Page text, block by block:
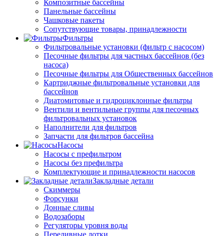
Композитные бассейны
Панельные бассейны
Чашковые пакеты
Сопутствующие товары, принадлежности
Фильтры
Фильтровальные установки (фильтр с насосом)
Песочные фильтры для частных бассейнов (без
насоса)
Песочные фильтры для Общественных бассейнов
Картриджные фильтровальные установки для
бассейнов
Диатомитовые и гидроциклонные фильтры
Вентили и вентильные группы для песочных
фильтровальных установок
Наполнители для фильтров
Запчасти для фильтров бассейна
Насосы
Насосы с префильтром
Насосы без префильтра
Комплектующие и принадлежности насосов
Закладные детали
Скиммеры
Форсунки
Донные сливы
Водозаборы
Регуляторы уровня воды
Переливные лотки